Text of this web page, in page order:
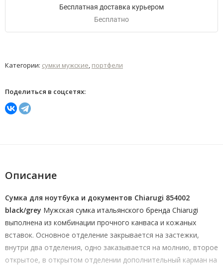
Бесплатная доставка курьером
Бесплатно
Категории: сумки мужские, портфели
Поделиться в соцсетях:
Описание
Сумка для ноутбука и документов Chiarugi 854002
black/grey Мужская сумка итальянского бренда Chiarugi
выполнена из комбинации прочного канваса и кожаных
вставок. Основное отделение закрывается на застежки,
внутри два отделения, одно заказывается на молнию, второе
открытое, в открытом отделении дополнительный карман на